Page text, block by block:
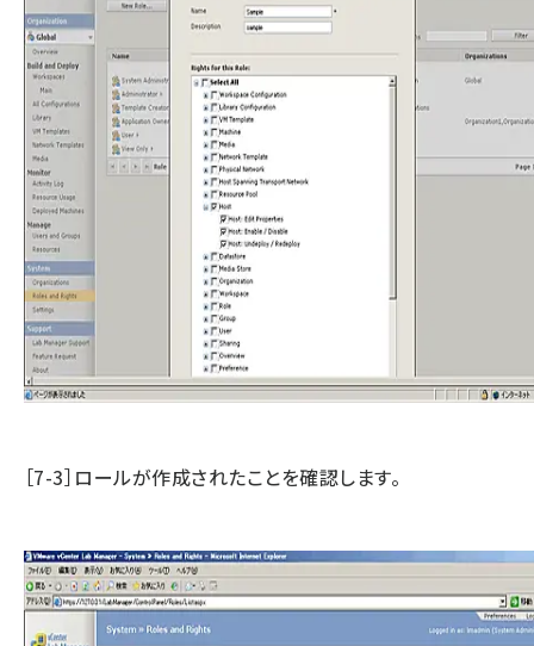
［7-3］ロールが作成されたことを確認します。